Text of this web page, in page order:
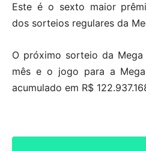
Este é o sexto maior
dos sorteios regulares da
O próximo sorteio da
mês e o jogo para a
acumulado em R$